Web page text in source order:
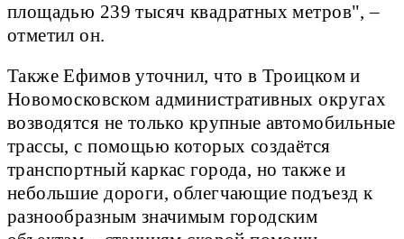
площадью 239 тысяч квадратных метров", –
отметил он.
Также Ефимов уточнил, что в Троицком и
Новомосковском административных округах
возводятся не только крупные автомобильные
трассы, с помощью которых создаётся
транспортный каркас города, но также и
небольшие дороги, облегчающие подъезд к
разнообразным значимым городским